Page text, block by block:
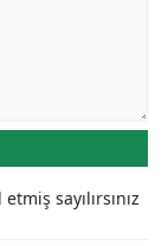
sayılırsınız